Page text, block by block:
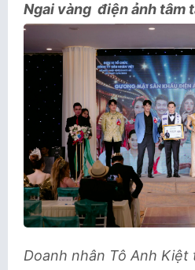
Ngai vàng điện ảnh tâm
Doanh nhân Tô Anh Kiệt